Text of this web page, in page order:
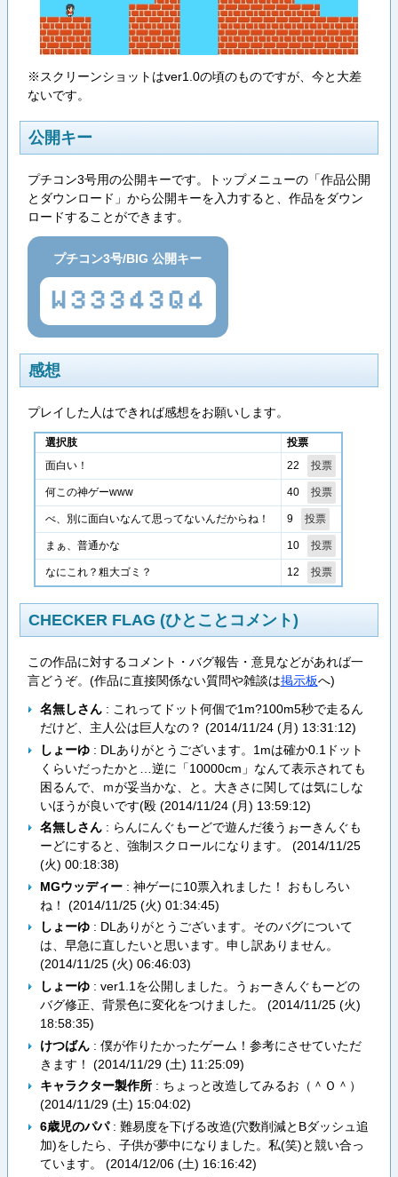
※スクリーンショットはver1.0の頃のものですが、今と大差
ないです。
公開キー
プチコン3号用の公開キーです。トップメニューの「作品公開
とダウンロード」から公開キーを入力すると、作品をダウン
ロードすることができます。
プチコン3号/BIG 公開キー
W33343Q4
感想
プレイした人はできれば感想をお願いします。
選択肢 投票
面白い！ 22
何この神ゲーwww 40
べ、別に面白いなんて思ってないんだからね！ 9
まぁ、普通かな 10
なにこれ？粗大ゴミ？ 12
CHECKER FLAG (ひとことコメント)
この作品に対するコメント・バグ報告・意見などがあれば一
言どうぞ。(作品に直接関係ない質問や雑談は掲示板へ)
名無しさん: これってドット何個で1m?100m5秒で走るん
だけど、主人公は巨人なの？ (2014/11/24 (月) 13:31:12)
しょーゆ: DLありがとうございます。1mは確か0.1ドット
くらいだったかと…逆に「10000cm」なんて表示されても
困るんで、ｍが妥当かな、と。大きさに関しては気にしな
いほうが良いです(殴 (2014/11/24 (月) 13:59:12)
名無しさん: らんにんぐもーどで遊んだ後うぉーきんぐも
ーどにすると、強制スクロールになります。 (2014/11/25
(火) 00:18:38)
MGウッディー: 神ゲーに10票入れました！ おもしろい
ね！ (2014/11/25 (火) 01:34:45)
しょーゆ: DLありがとうございます。そのバグについて
は、早急に直したいと思います。申し訳ありません。
(2014/11/25 (火) 06:46:03)
しょーゆ: ver1.1を公開しました。うぉーきんぐもーどの
バグ修正、背景色に変化をつけました。 (2014/11/25 (火)
18:58:35)
けつばん: 僕が作りたかったゲーム！参考にさせていただ
きます！ (2014/11/29 (土) 11:25:09)
キャラクター製作所: ちょっと改造してみるお（＾Ｏ＾）
(2014/11/29 (土) 15:04:02)
6歳児のパパ: 難易度を下げる改造(穴数削減とBダッシュ追
加)をしたら、子供が夢中になりました。私(笑)と競い合っ
ています。 (2014/12/06 (土) 16:16:42)